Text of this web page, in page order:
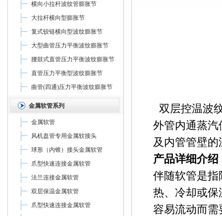
横向小拉杆波纹管膨胀节
大拉杆横向型膨胀节
复式铰链横向型波纹膨胀节
大型曲管压力平衡波纹膨胀节
腰鼓式直管压力平衡波纹膨胀节
直管压力平衡型波纹膨胀节
曲管(四通)压力平衡波纹膨胀节
金属软管系列
金属软管
风机盘管专用金属软接头
球形（内锥）接头金属软管
爪型快速连接金属软管
法兰连接金属软管
双层保温金属软管
爪型快速连接金属软管
双层控温波
外管内通蒸
及内管管壁的
产品详细介绍
伴随软管是
热、冷却或
容易流动而